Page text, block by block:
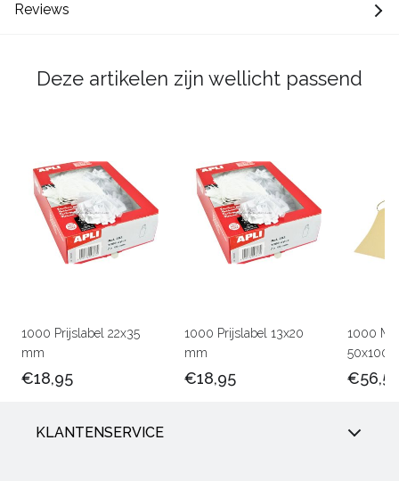
Reviews
Deze artikelen zijn wellicht passend
1000 Prijslabel 22x35
mm
€18,95
1000 Prijslabel 13x20
mm
€18,95
1000
KLANTENSERVICE